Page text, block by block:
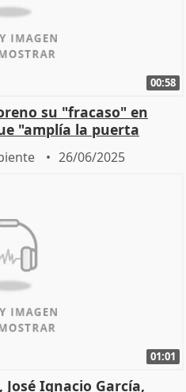
00:58
su "fracaso" en
"amplía la puerta
26/06/2025
01:01
Ignacio García,